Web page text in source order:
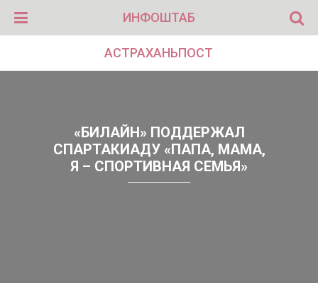
ИНФОШТАБ
АСТРАХАНЬПОСТ
«БИЛАЙН» ПОДДЕРЖАЛ
СПАРТАКИАДУ «ПАПА, МАМА,
Я – СПОРТИВНАЯ СЕМЬЯ»